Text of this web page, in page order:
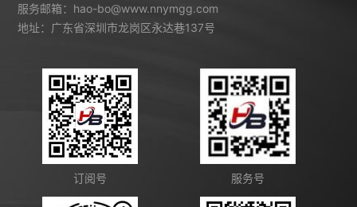
服务邮箱：hao-bo@www.nnymgg.com
地址：广东省深圳市龙岗区永达巷137号
订阅号 服务号